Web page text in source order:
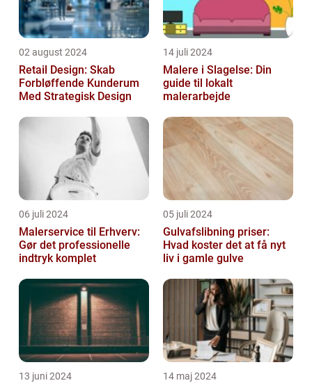
02 august 2024
Retail Design: Skab
Forbløffende Kunderum
Med Strategisk Design
14 juli 2024
Malere i Slagelse: Din
guide til lokalt
malerarbejde
06 juli 2024
Malerservice til Erhverv:
Gør det professionelle
indtryk komplet
05 juli 2024
Gulvafslibning priser:
Hvad koster det at få nyt
liv i gamle gulve
13 juni 2024 14 maj 2024